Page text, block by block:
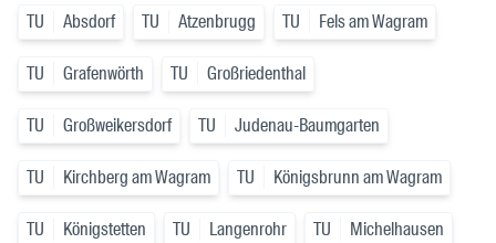
TU Absdorf TU Atzenbrugg TU Fels am Wagram
TU Grafenwörth TU Großriedenthal
TU Großweikersdorf TU Judenau-Baumgarten
TU Kirchberg am Wagram TU Königsbrunn am Wagram
TU Königstetten TU Langenrohr TU Michelhausen